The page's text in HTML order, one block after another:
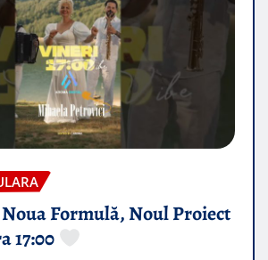
Formulă, Noul Proiect
17:00